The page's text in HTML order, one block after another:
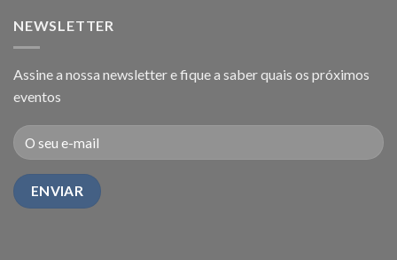
NEWSLETTER
Assine a nossa newsletter e fique a saber quais os próximos
eventos